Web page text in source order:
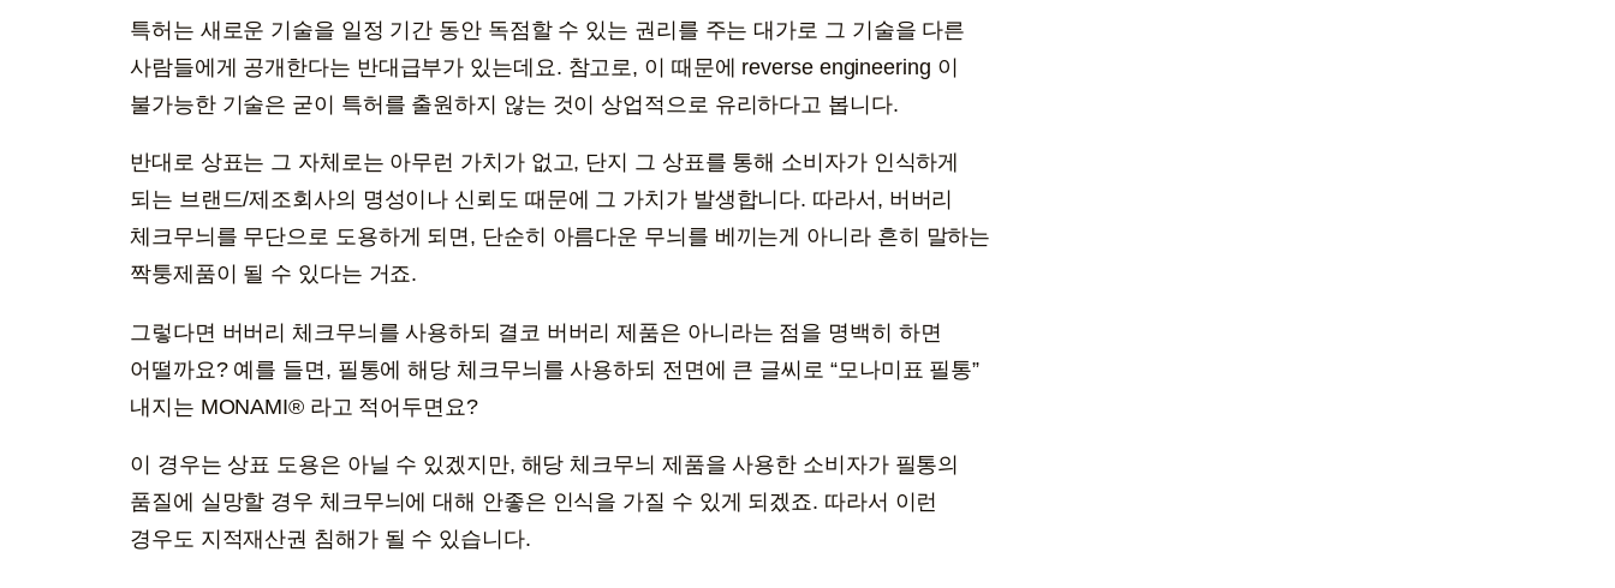
특허는 새로운 기술을 일정 기간 동안 독점할 수 있는 권리를 주는 대가로 그 기술을 다른
사람들에게 공개한다는 반대급부가 있는데요. 참고로, 이 때문에 reverse engineering 이
불가능한 기술은 굳이 특허를 출원하지 않는 것이 상업적으로 유리하다고 봅니다.
반대로 상표는 그 자체로는 아무런 가치가 없고, 단지 그 상표를 통해 소비자가 인식하게
되는 브랜드/제조회사의 명성이나 신뢰도 때문에 그 가치가 발생합니다. 따라서, 버버리
체크무늬를 무단으로 도용하게 되면, 단순히 아름다운 무늬를 베끼는게 아니라 흔히 말하는
짝퉁제품이 될 수 있다는 거죠.
그렇다면 버버리 체크무늬를 사용하되 결코 버버리 제품은 아니라는 점을 명백히 하면
어떨까요? 예를 들면, 필통에 해당 체크무늬를 사용하되 전면에 큰 글씨로 “모나미표 필통”
내지는 MONAMI® 라고 적어두면요?
이 경우는 상표 도용은 아닐 수 있겠지만, 해당 체크무늬 제품을 사용한 소비자가 필통의
품질에 실망할 경우 체크무늬에 대해 안좋은 인식을 가질 수 있게 되겠죠. 따라서 이런
경우도 지적재산권 침해가 될 수 있습니다.